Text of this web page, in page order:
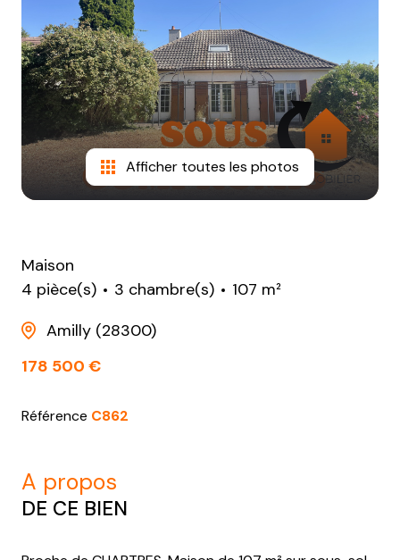
NOTRE
AGENCE
CONTACT
Afficher toutes les photos
Maison
4 pièce(s)
3 chambre(s)
107 m²
Amilly (28300)
178 500 €
Référence C862
a propos
DE CE BIEN